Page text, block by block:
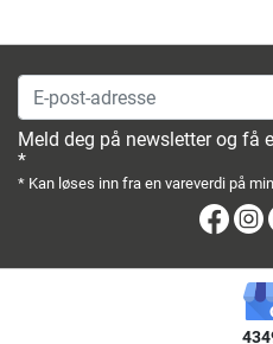
E-post-adresse
Meld deg på newsletter og få
*
* Kan løses inn fra en vareverdi på